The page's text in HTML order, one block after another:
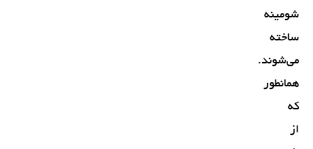
شومینه
ساخته
می‌شوند.
همانطور
که
از